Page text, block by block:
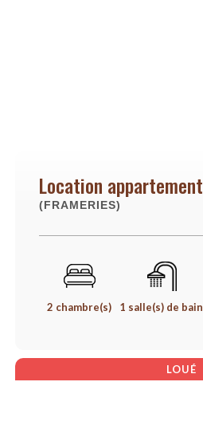
Location appartement
(FRAMERIES)
2 chambre(s) 1 salle(s) de bain
LOUÉ